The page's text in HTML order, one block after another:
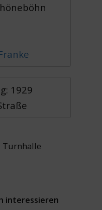
1929
Turnhalle
interessieren